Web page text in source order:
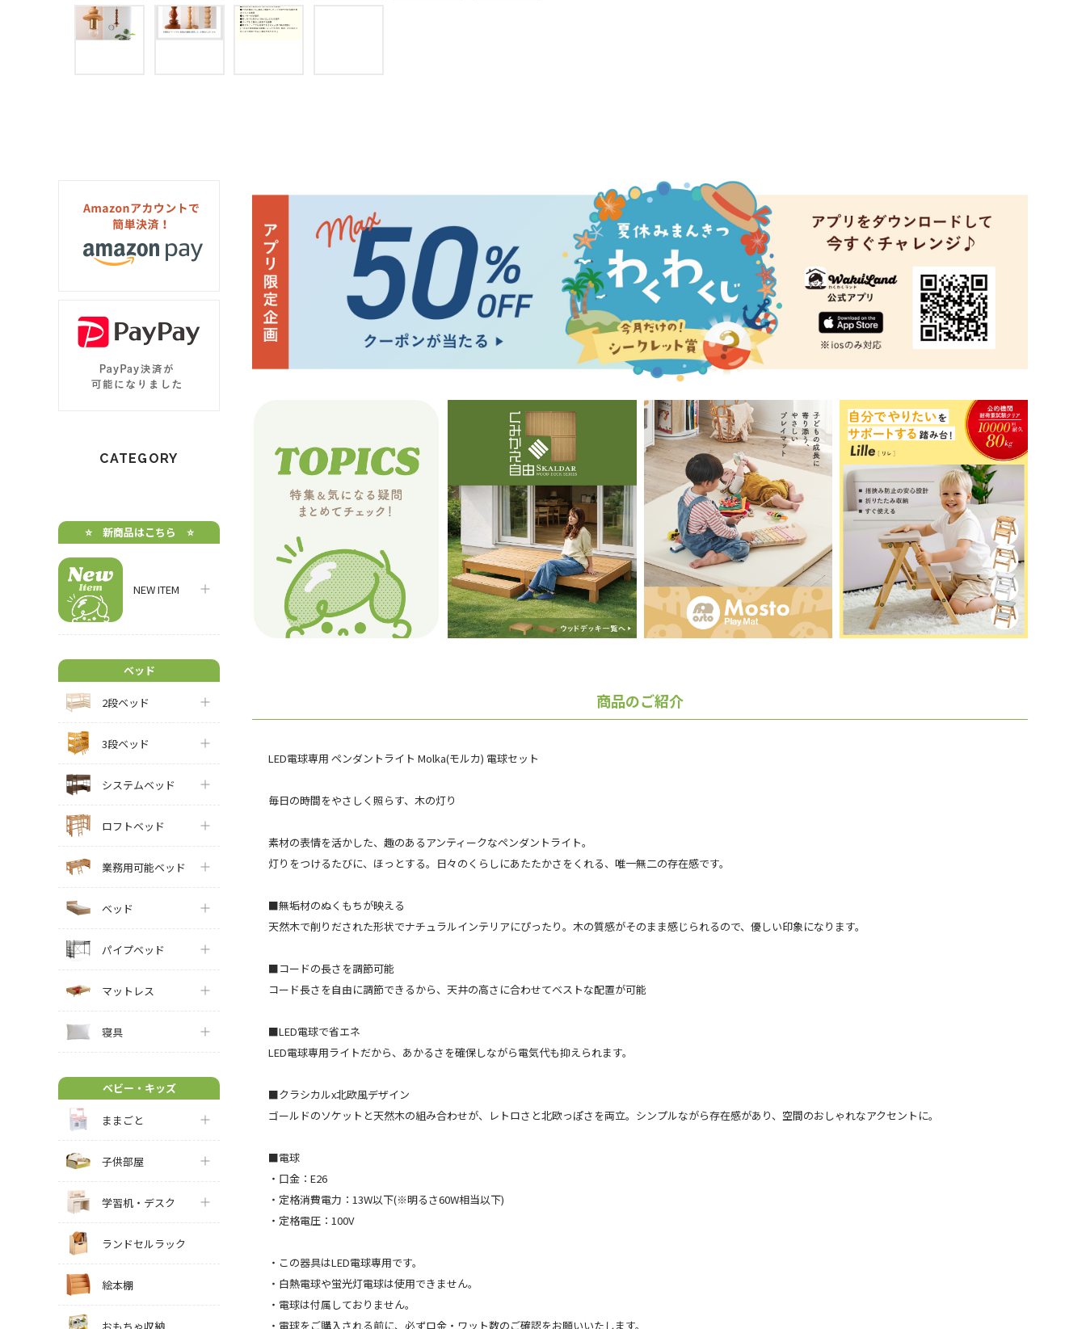
CATEGORY
⭐️ 新商品はこちら ⭐️
NEW ITEM
ベッド
2段ベッド
3段ベッド
システムベッド
ロフトベッド
業務用可能ベッド
ベッド
パイプベッド
マットレス
寝具
ベビー・キッズ
ままごと
子供部屋
学習机・デスク
ランドセルラック
絵本棚
おもちゃ収納
商品のご紹介
LED電球専用 ペンダントライト Molka(モルカ) 電球セット
毎日の時間をやさしく照らす、木の灯り
素材の表情を活かした、趣のあるアンティークなペンダントライト。
灯りをつけるたびに、ほっとする。日々のくらしにあたたかさをくれる、唯一無二の存在感です。
■無垢材のぬくもちが映える
天然木で削りだされた形状でナチュラルインテリアにぴったり。木の質感がそのまま感じられるので、優しい印象になります。
■コードの長さを調節可能
コード長さを自由に調節できるから、天井の高さに合わせてベストな配置が可能
■LED電球で省エネ
LED電球専用ライトだから、あかるさを確保しながら電気代も抑えられます。
■クラシカルx北欧風デザイン
ゴールドのソケットと天然木の組み合わせが、レトロさと北欧っぽさを両立。シンプルながら存在感があり、空間のおしゃれなアクセントに。
■電球
・口金：E26
・定格消費電力：13W以下(※明るさ60W相当以下)
・定格電圧：100V
・この器具はLED電球専用です。
・白熱電球や蛍光灯電球は使用できません。
・電球は付属しておりません。
・電球をご購入される前に、必ずロ金・ワット数のご確認をお願いいたします。